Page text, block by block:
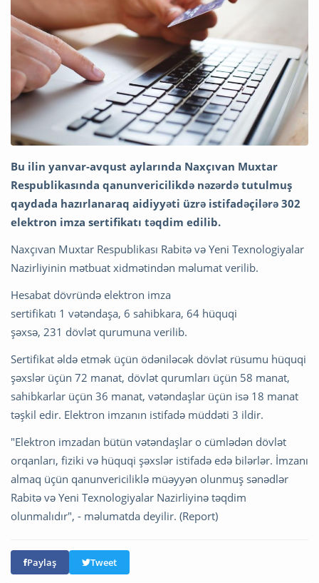
Bu ilin yanvar-avqust aylarında Naxçıvan Muxtar
Respublikasında qanunvericilikdə nəzərdə tutulmuş
qaydada hazırlanaraq aidiyyəti üzrə istifadəçilərə 302
elektron imza sertifikatı təqdim edilib.
Naxçıvan Muxtar Respublikası Rabitə və Yeni Texnologiyalar
Nazirliyinin mətbuat xidmətindən məlumat verilib.
Hesabat dövründə elektron imza
sertifikatı 1 vətəndaşa, 6 sahibkara, 64 hüquqi
şəxsə, 231 dövlət qurumuna verilib.
Sertifikat əldə etmək üçün ödəniləcək dövlət rüsumu hüquqi
şəxslər üçün 72 manat, dövlət qurumları üçün 58 manat,
sahibkarlar üçün 36 manat, vətəndaşlar üçün isə 18 manat
təşkil edir. Elektron imzanın istifadə müddəti 3 ildir.
"Elektron imzadan bütün vətəndaşlar o cümlədən dövlət
orqanları, fiziki və hüquqi şəxslər istifadə edə bilərlər. İmzanı
almaq üçün qanunvericiliklə müəyyən olunmuş sənədlər
Rabitə və Yeni Texnologiyalar Nazirliyinə təqdim
olunmalıdır", - məlumatda deyilir. (Report)
Paylaş Tweet